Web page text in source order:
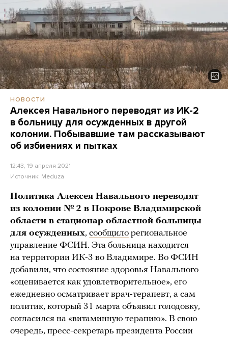
НОВОСТИ
Алексея Навального переводят из ИК-2
в больницу для осужденных в другой
колонии. Побывавшие там рассказывают
об избиениях и пытках
12:43, 19 апреля 2021
Источник: Meduza
Политика Алексея Навального переводят
из колонии № 2 в Покрове Владимирской
области в стационар областной больницы
для осужденных, сообщило региональное
управление ФСИН. Эта больница находится
на территории ИК-3 во Владимире. Во ФСИН
добавили, что состояние здоровья Навального
«оценивается как удовлетворительное», его
ежедневно осматривает врач-терапевт, а сам
политик, который 31 марта объявил голодовку,
согласился на «витаминную терапию». В свою
очередь, пресс-секретарь президента России